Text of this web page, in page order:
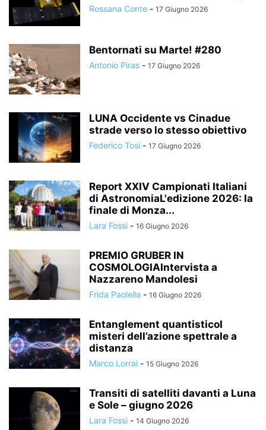
Rossana Conte - 17 Giugno 2026
Bentornati su Marte! #280
Antonio Piras - 17 Giugno 2026
LUNA Occidente vs Cinadue
strade verso lo stesso obiettivo
Federico Tosi - 17 Giugno 2026
Report XXIV Campionati Italiani
di AstronomiaL'edizione 2026: la
finale di Monza...
Lara Fossi - 16 Giugno 2026
PREMIO GRUBER IN
COSMOLOGIAIntervista a
Nazzareno Mandolesi
Frida Paolella - 16 Giugno 2026
Entanglement quantisticoI
misteri dell’azione spettrale a
distanza
Marco Lorrai - 15 Giugno 2026
Transiti di satelliti davanti a Luna
e Sole – giugno 2026
Lara Fossi - 14 Giugno 2026